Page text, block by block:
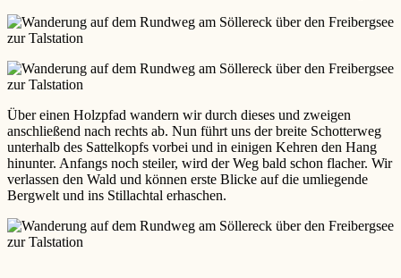
Über einen Holzpfad wandern wir durch dieses und zweigen
anschließend nach rechts ab. Nun führt uns der breite Schotterweg
unterhalb des Sattelkopfs vorbei und in einigen Kehren den Hang
hinunter. Anfangs noch steiler, wird der Weg bald schon flacher. Wir
verlassen den Wald und können erste Blicke auf die umliegende
Bergwelt und ins Stillachtal erhaschen.